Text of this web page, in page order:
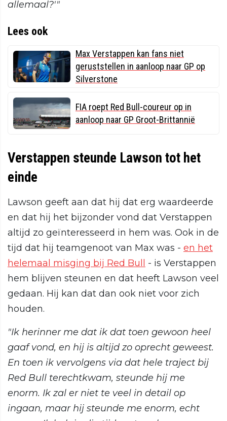
allemaal?'"
Lees ook
Max Verstappen kan fans niet
geruststellen in aanloop naar GP op
Silverstone
FIA roept Red Bull-coureur op in
aanloop naar GP Groot-Brittannië
Verstappen steunde Lawson tot het
einde
Lawson geeft aan dat hij dat erg waardeerde
en dat hij het bijzonder vond dat Verstappen
altijd zo geïnteresseerd in hem was. Ook in de
tijd dat hij teamgenoot van Max was - en het
helemaal misging bij Red Bull - is Verstappen
hem blijven steunen en dat heeft Lawson veel
gedaan. Hij kan dat dan ook niet voor zich
houden.
"Ik herinner me dat ik dat toen gewoon heel
gaaf vond, en hij is altijd zo oprecht geweest.
En toen ik vervolgens via dat hele traject bij
Red Bull terechtkwam, steunde hij me
enorm. Ik zal er niet te veel in detail op
ingaan, maar hij steunde me enorm, echt